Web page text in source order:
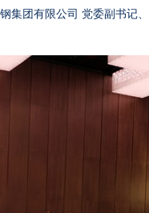
团有限公司 党委副书记